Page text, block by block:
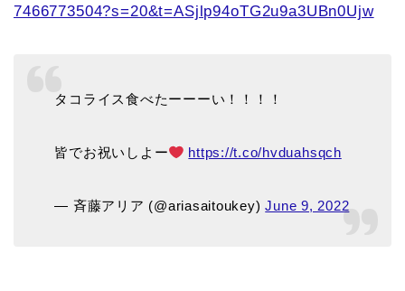
7466773504?s=20&t=ASjlp94oTG2u9a3UBn0Ujw
タコライス食べたーーーい！！！！
皆でお祝いしよー https://t.co/hvduahsqch
— 斉藤アリア (@ariasaitoukey)June 9, 2022